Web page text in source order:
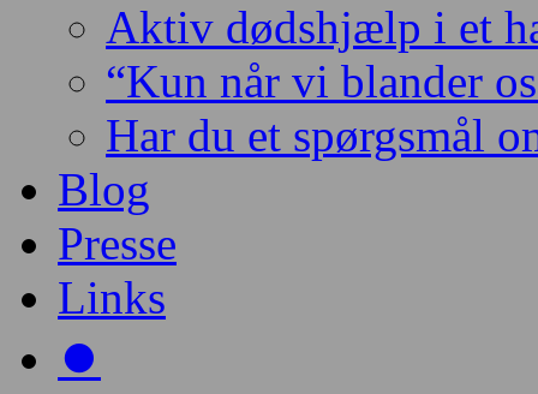
Aktiv dødshjælp i et
“Kun når vi blander
Har du et spørgsmål
Blog
Presse
Links
⏺️